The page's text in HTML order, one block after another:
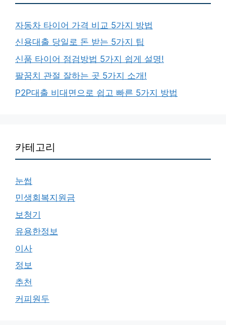
자동차 타이어 가격 비교 5가지 방법
신용대출 당일로 돈 받는 5가지 팁
신품 타이어 점검방법 5가지 쉽게 설명!
팔꿈치 관절 잘하는 곳 5가지 소개!
P2P대출 비대면으로 쉽고 빠른 5가지 방법
카테고리
눈썹
민생회복지원금
보청기
유용한정보
이사
정보
추천
커피원두